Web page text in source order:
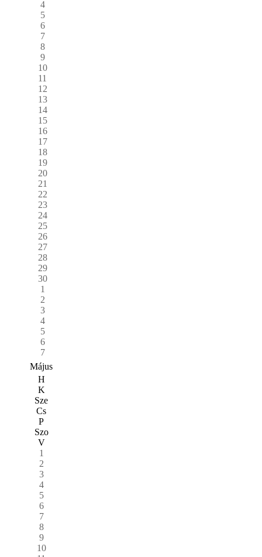
4
5
6
7
8
9
10
11
12
13
14
15
16
17
18
19
20
21
22
23
24
25
26
27
28
29
30
1
2
3
4
5
6
7
Május
H
K
Sze
Cs
P
Szo
V
1
2
3
4
5
6
7
8
9
10